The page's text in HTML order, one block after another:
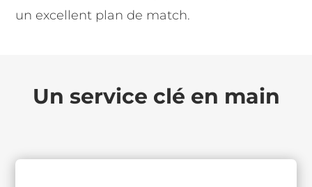
un excellent plan de match.
Un service clé en main